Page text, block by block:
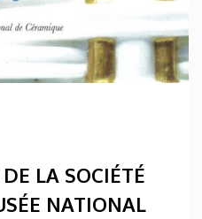
LA SOCIÉTÉ
NATIONAL